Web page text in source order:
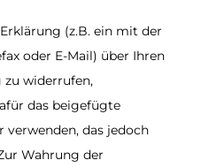
(z.B. ein mit der
oder E-Mail) über Ihren
zu widerrufen,
das beigefügte
das jedoch
Wahrung der